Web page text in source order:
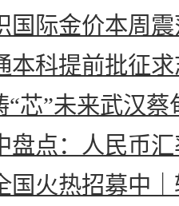
国际金价本周
本科提前批征
“芯”未来武汉
盘点：人民币
国火热招募中